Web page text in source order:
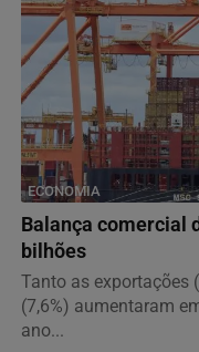
ECONOMIA
Balança comercial
bilhões
Tanto as exportações
(7,6%) aumentaram
ano...